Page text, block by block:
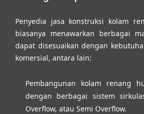
Penyedia jasa konstruksi kolam
biasanya menawarkan berbagai
dapat disesuaikan dengan
komersial, antara lain:
Pembangunan kolam renang
dengan berbagai sistem
Overflow, atau Semi Overflow.